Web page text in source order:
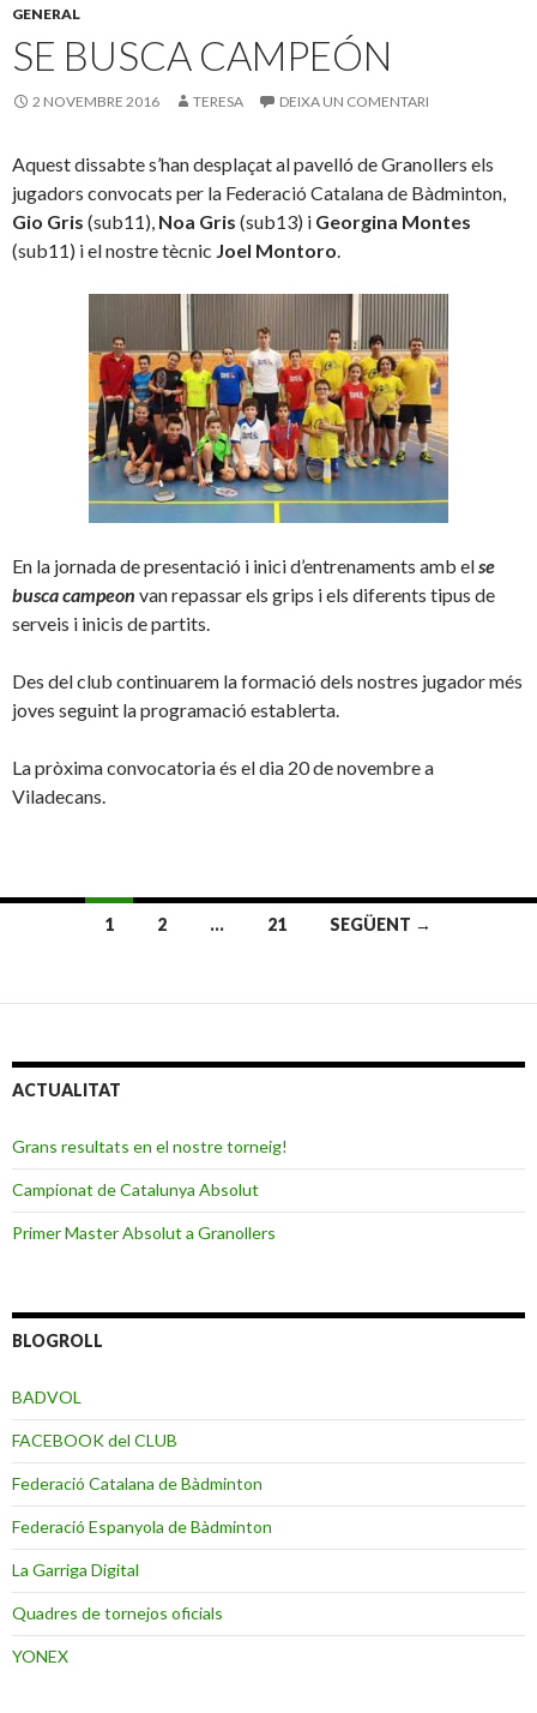
GENERAL
SE BUSCA CAMPEÓN
2 NOVEMBRE 2016 TERESA DEIXA UN COMENTARI
Aquest dissabte s’han desplaçat al pavelló de Granollers els
jugadors convocats per la Federació Catalana de Bàdminton,
Gio Gris (sub11), Noa Gris (sub13) i Georgina Montes
(sub11) i el nostre tècnic Joel Montoro.
En la jornada de presentació i inici d’entrenaments amb else
busca campeon van repassar els grips i els diferents tipus de
serveis i inicis de partits.
Des del club continuarem la formació dels nostres jugador més
joves seguint la programació establerta.
La pròxima convocatoria és el dia 20 de novembre a
Viladecans.
per
entrades
1 2 … 21 SEGÜENT →
ACTUALITAT
Grans resultats en el nostre torneig!
Campionat de Catalunya Absolut
Primer Master Absolut a Granollers
BLOGROLL
BADVOL
FACEBOOK del CLUB
Federació Catalana de Bàdminton
Federació Espanyola de Bàdminton
La Garriga Digital
Quadres de tornejos oficials
YONEX